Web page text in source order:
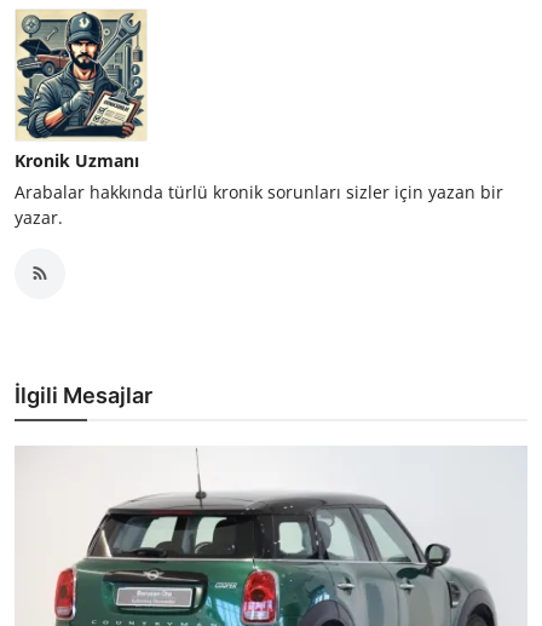
Kronik Uzmanı
Arabalar hakkında türlü kronik sorunları sizler için yazan bir
yazar.
İlgili Mesajlar